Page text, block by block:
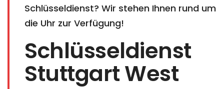
Schlüsseldienst? Wir stehen Ihnen rund um
die Uhr zur Verfügung!
Schlüsseldienst
Stuttgart West